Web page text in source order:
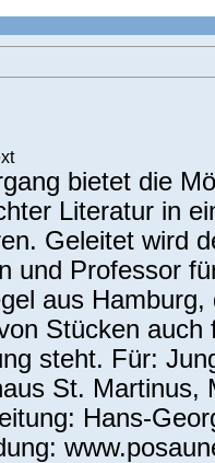
bietet die
Literatur in
Geleitet wird
und Professor
aus
Stücken
steht. Für:
St. Martinus,
Hans-